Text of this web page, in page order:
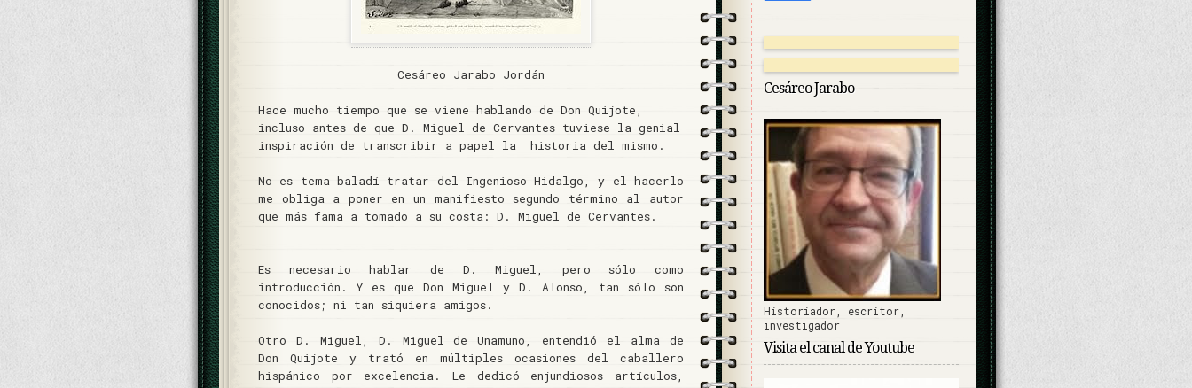
Cesáreo Jarabo Jordán
Hace mucho tiempo que se viene hablando de Don Quijote,
incluso antes de que D. Miguel de Cervantes tuviese la genial
inspiración de transcribir a papel la historia del mismo.
No es tema baladí tratar del Ingenioso Hidalgo, y el hacerlo
me obliga a poner en un manifiesto segundo término al autor
que más fama a tomado a su costa: D. Miguel de Cervantes.
Es necesario hablar de D. Miguel, pero sólo como
introducción. Y es que Don Miguel y D. Alonso, tan sólo son
conocidos; ni tan siquiera amigos.
Otro D. Miguel, D. Miguel de Unamuno, entendió el alma de
Don Quijote y trató en múltiples ocasiones del caballero
hispánico por excelencia. Le dedicó enjundiosos artículos,
Cesáreo Jarabo
Historiador, escritor,
investigador
Visita el canal de Youtube